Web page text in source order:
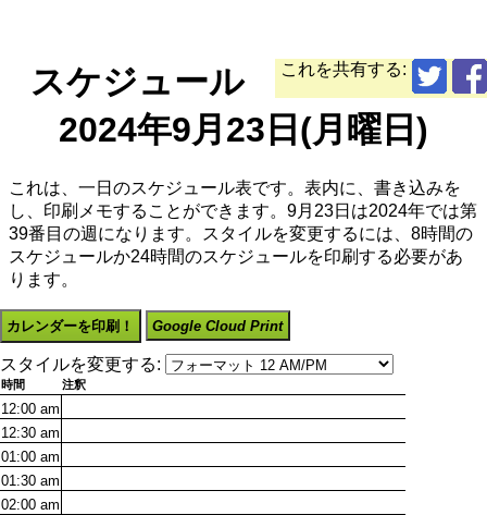
これを共有する:
スケジュール
2024年9月23日(月曜日)
これは、一日のスケジュール表です。表内に、書き込みを
し、印刷メモすることができます。9月23日は2024年では第
39番目の週になります。スタイルを変更するには、8時間の
スケジュールか24時間のスケジュールを印刷する必要があ
ります。
カレンダーを印刷！ Google Cloud Print
スタイルを変更する:
時間 注釈
12:00 am
12:30 am
01:00 am
01:30 am
02:00 am